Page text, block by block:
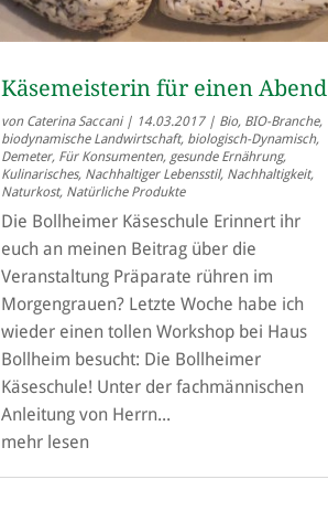
Käsemeisterin für einen Abend
von Caterina Saccani| 14.03.2017| Bio, BIO-Branche,
biodynamische Landwirtschaft, biologisch-Dynamisch,
Demeter, Für Konsumenten, gesunde Ernährung,
Kulinarisches, Nachhaltiger Lebensstil, Nachhaltigkeit,
Naturkost, Natürliche Produkte
Die Bollheimer Käseschule Erinnert ihr
euch an meinen Beitrag über die
Veranstaltung Präparate rühren im
Morgengrauen? Letzte Woche habe ich
wieder einen tollen Workshop bei Haus
Bollheim besucht: Die Bollheimer
Käseschule! Unter der fachmännischen
Anleitung von Herrn...
mehr lesen